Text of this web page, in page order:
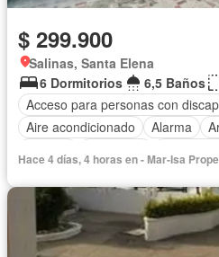
$ 299.900
Salinas, Santa Elena
6 Dormitorios
6,5 Baños
Acceso para personas con
Aire acondicionado
Alarma
Cocina
Internet
Jardín Patio
Vista panorámica
Wifi
Hace 4 días, 4 horas en - Mar-Isa